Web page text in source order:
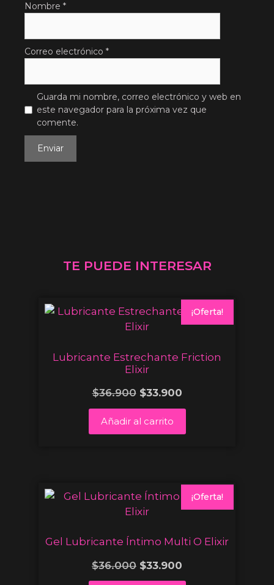
Nombre *
Correo electrónico *
Guarda mi nombre, correo electrónico y web en
este navegador para la próxima vez que
comente.
TE PUEDE INTERESAR
¡Oferta!
Lubricante Estrechante Friction
Elixir
$36.900 $33.900
Añadir al carrito
¡Oferta!
Gel Lubricante Íntimo Multi O Elixir
$36.000 $33.900